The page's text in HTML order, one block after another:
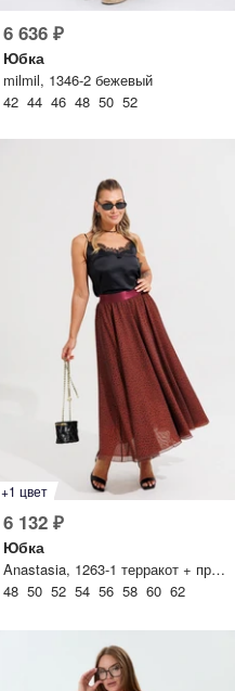
6 636 ₽
Юбка
milmil, 1346-2 бежевый
42 44 46 48 50 52
+1 цвет
6 132 ₽
Юбка
Anastasia, 1263-1 терракот + принт
48 50 52 54 56 58 60 62